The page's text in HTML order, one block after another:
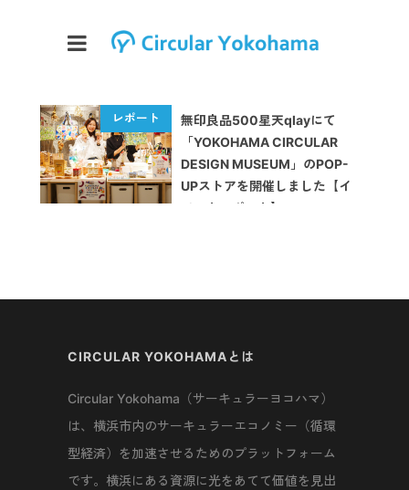
無印良品500星天qlayにて
「YOKOHAMA CIRCULAR
DESIGN MUSEUM」のPOP-
UPストアを開催しました【イ
ベントレポート】
CIRCULAR YOKOHAMAとは
Circular Yokohama（サーキュラーヨコハマ）
は、横浜市内のサーキュラーエコノミー（循環
型経済）を加速させるためのプラットフォーム
です。横浜にある資源に光をあてて価値を見出